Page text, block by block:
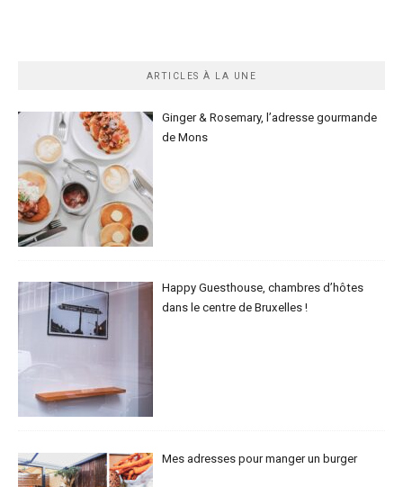
ARTICLES À LA UNE
Ginger & Rosemary, l’adresse gourmande
de Mons
Happy Guesthouse, chambres d’hôtes
dans le centre de Bruxelles !
Mes adresses pour manger un burger